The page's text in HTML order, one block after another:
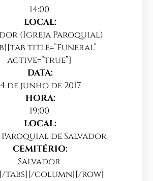
14:00
LOCAL:
(Igreja Paroquial)
title=”Funeral”
active=”true”]
DATA:
de junho de 2017
HORA:
19:00
LOCAL:
de Salvador
CEMITÉRIO:
Salvador
tabs][/column][/row]